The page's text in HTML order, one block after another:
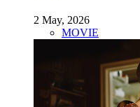
2 May, 2026
MOVIE